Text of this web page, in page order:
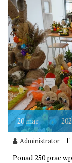
20mar
Administrator
Ponad 250 prac